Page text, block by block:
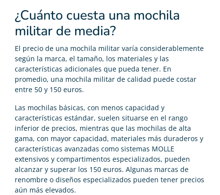
¿Cuánto cuesta una mochila
militar de media?
El precio de una mochila militar varía considerablemente
según la marca, el tamaño, los materiales y las
características adicionales que pueda tener. En
promedio, una mochila militar de calidad puede costar
entre 50 y 150 euros.
Las mochilas básicas, con menos capacidad y
características estándar, suelen situarse en el rango
inferior de precios, mientras que las mochilas de alta
gama, con mayor capacidad, materiales más duraderos y
características avanzadas como sistemas MOLLE
extensivos y compartimentos especializados, pueden
alcanzar y superar los 150 euros. Algunas marcas de
renombre o diseños especializados pueden tener precios
aún más elevados.